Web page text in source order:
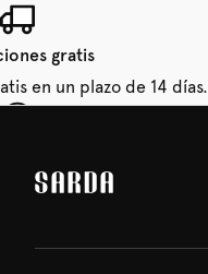
gratis
en un plazo de 14 días.
de nuestras latest